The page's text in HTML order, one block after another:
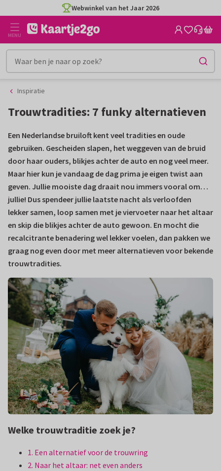
naar
inhoud
naar
het
filter
Webwinkel van het Jaar 2026
MENU
Inspiratie
Trouwtradities: 7 funky alternatieven
Een Nederlandse bruiloft kent veel tradities en oude
gebruiken. Gescheiden slapen, het weggeven van de bruid
door haar ouders, blikjes achter de auto en nog veel meer.
Maar hier kun je vandaag de dag prima je eigen twist aan
geven. Jullie mooiste dag draait nou immers vooral om…
jullie! Dus spendeer jullie laatste nacht als verloofden
lekker samen, loop samen met je viervoeter naar het altaar
en skip die blikjes achter de auto gewoon. En mocht die
recalcitrante benadering wel lekker voelen, dan pakken we
graag nog even door met meer alternatieven voor bekende
trouwtradities.
Welke trouwtraditie zoek je?
1. Een alternatief voor de trouwring
2. Naar het altaar: net even anders